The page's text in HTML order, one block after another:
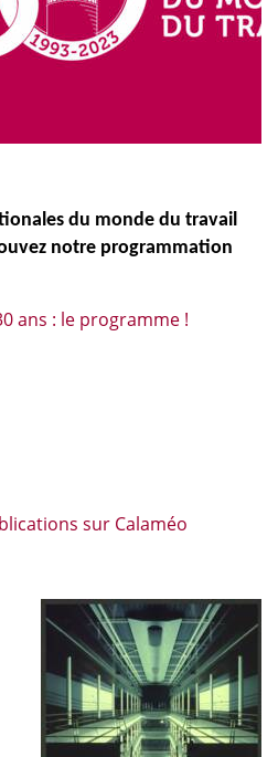
du monde du travail
notre programmation
ans : le programme !
sur Calaméo